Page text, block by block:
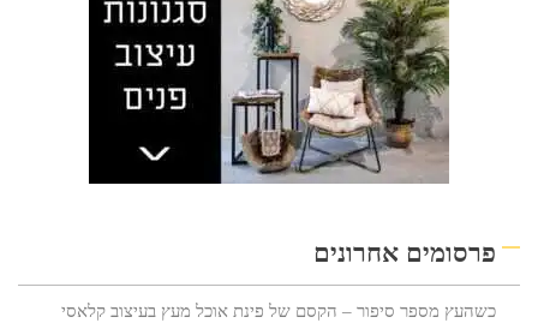
פרסומים אחרונים
כשהעץ מספר סיפור – הקסם של פינת אוכל מעץ בעיצוב קלאסי